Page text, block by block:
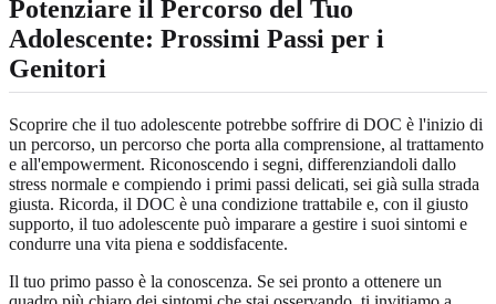
Potenziare il Percorso del Tuo
Adolescente: Prossimi Passi per i
Genitori
Scoprire che il tuo adolescente potrebbe soffrire di DOC è l'inizio di
un percorso, un percorso che porta alla comprensione, al trattamento
e all'empowerment. Riconoscendo i segni, differenziandoli dallo
stress normale e compiendo i primi passi delicati, sei già sulla strada
giusta. Ricorda, il DOC è una condizione trattabile e, con il giusto
supporto, il tuo adolescente può imparare a gestire i suoi sintomi e
condurre una vita piena e soddisfacente.
Il tuo primo passo è la conoscenza. Se sei pronto a ottenere un